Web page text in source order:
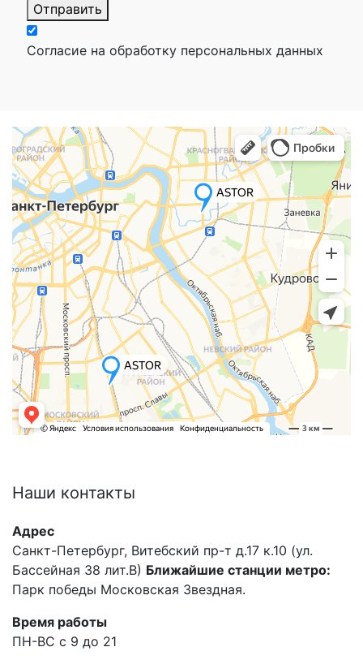
Отправить
Согласие на обработку персональных данных
Наши контакты
Адрес
Санкт-Петербург, Витебский пр-т д.17 к.10 (ул.
Бассейная 38 лит.В) Ближайшие станции метро:
Парк победы Московская Звездная.
Время работы
ПН-ВС с 9 до 21